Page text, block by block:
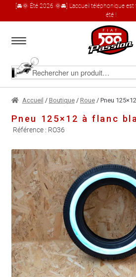
[🚘🌞 Été 2026 🌞🚘] L'accueil téléphonique
été !
à
navigation
au
contenu
Rechercher
produit
Accueil
Le catalogue produit
À propos
Garages partenaires
Contact
Accueil / Boutique/ Roue/ Pneu
Pneu 125×12 à flanc
Référence : RO36